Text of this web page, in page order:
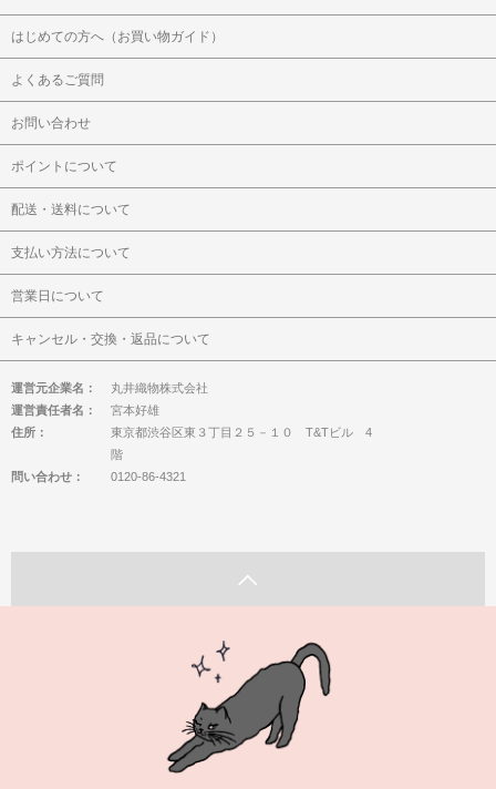
はじめての方へ（お買い物ガイド）
よくあるご質問
お問い合わせ
ポイントについて
配送・送料について
支払い方法について
営業日について
キャンセル・交換・返品について
運営元企業名：
丸井織物株式会社
運営責任者名：
宮本好雄
住所：
東京都渋谷区東３丁目２５－１０ T&Tビル 4
階
問い合わせ：
0120-86-4321